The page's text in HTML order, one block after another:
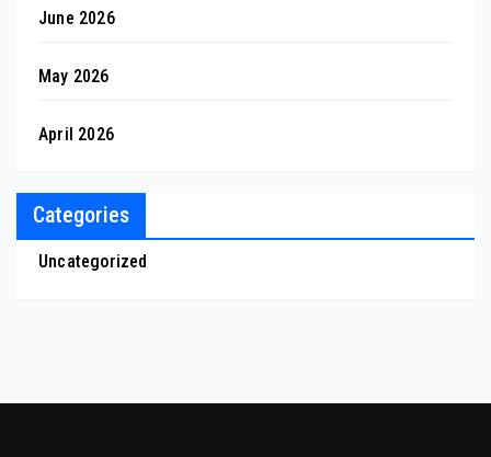
June 2026
May 2026
April 2026
Categories
Uncategorized